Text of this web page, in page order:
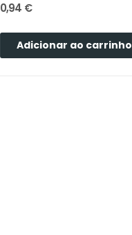
0,94 €
Adicionar ao carrinho